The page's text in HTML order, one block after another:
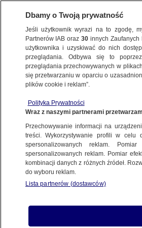
WARSZAWA
WAWER
Usłyszał zarzuty
23.06.2025, 09:37
Udostępnij
Dbamy o Twoją prywatność
Jeśli użytkownik wyrazi na to zgodę,
Partnerów IAB oraz30 innych
użytkownika i uzyskiwać do nich
przeglądania. Odbywa się to
przeglądania przechowywanych w
się przetwarzaniu w oparciu o
plików cookie i reklam”.
Polityka Prywatności
Wraz z naszymi partnerami
Przechowywanie informacji na
treści. Wykorzystywanie profili w celu
spersonalizowanych reklam.
spersonalizowanych reklam. Pomiar
kombinacji danych z różnych źródeł.
do wyboru reklam.
Lista partnerów (dostawców)